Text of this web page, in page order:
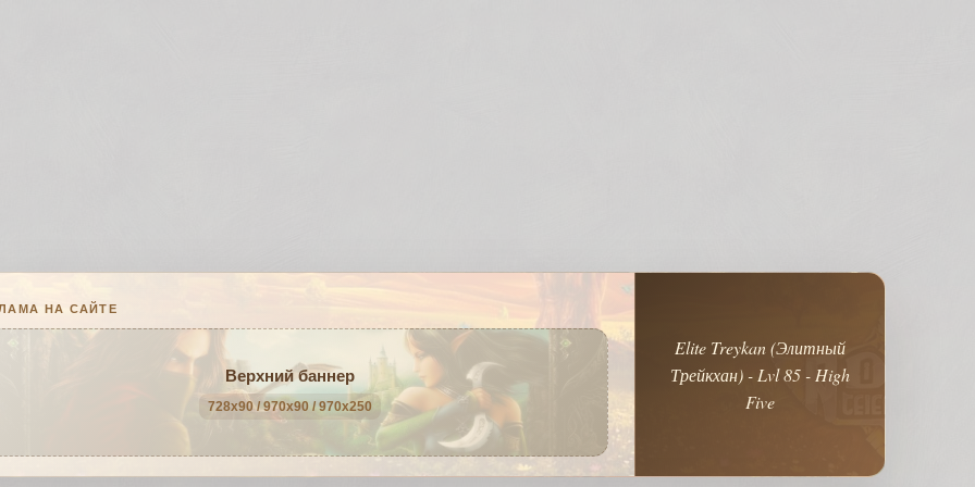
НА САЙТЕ
Верхний баннер
728x90 / 970x90 / 970x250
Elite Treykan (Элитный
Трейкхан) - Lvl 85 - High
Five